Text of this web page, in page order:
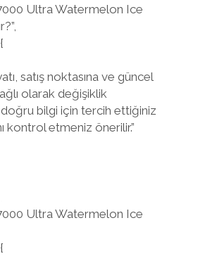
Ultra Watermelon Ice
satış noktasına ve güncel
olarak değişiklik
bilgi için tercih ettiğiniz
kontrol etmeniz önerilir.”
Ultra Watermelon Ice